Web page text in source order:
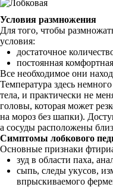
Условия размножения
Для того, чтобы
условия:
достаточное
постоянная
Все необходимое они
Температура здесь
тела, и практически не
головы, которая может
на мороз без шапки).
а сосуды расположены
Симптомы лобкового
Основные признаки
зуд в области паха,
сыпь, следы укусов,
впрыскиваемого